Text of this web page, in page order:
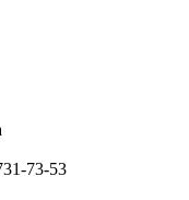
73-53